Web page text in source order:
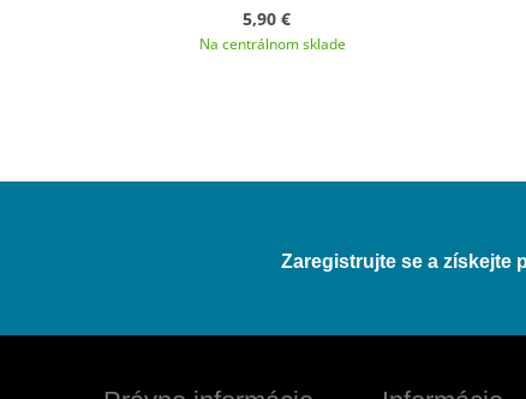
5,90 €
Na centrálnom sklade
Zaregistrujte se a získejte